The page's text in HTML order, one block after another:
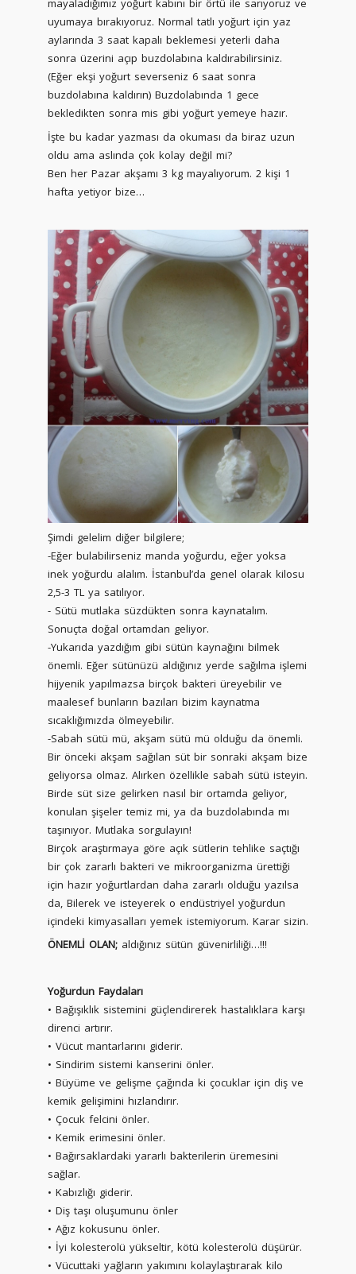
mayaladığımız yoğurt kabını bir örtü ile sarıyoruz ve
uyumaya bırakıyoruz. Normal tatlı yoğurt için yaz
aylarında 3 saat kapalı beklemesi yeterli daha
sonra üzerini açıp buzdolabına kaldırabilirsiniz.
(Eğer ekşi yoğurt severseniz 6 saat sonra
buzdolabına kaldırın) Buzdolabında 1 gece
bekledikten sonra mis gibi yoğurt yemeye hazır.
İşte bu kadar yazması da okuması da biraz uzun
oldu ama aslında çok kolay değil mi?
Ben her Pazar akşamı 3 kg mayalıyorum. 2 kişi 1
hafta yetiyor bize…
Şimdi gelelim diğer bilgilere;
-Eğer bulabilirseniz manda yoğurdu, eğer yoksa
inek yoğurdu alalım. İstanbul’da genel olarak kilosu
2,5-3 TL ya satılıyor.
- Sütü mutlaka süzdükten sonra kaynatalım.
Sonuçta doğal ortamdan geliyor.
-Yukarıda yazdığım gibi sütün kaynağını bilmek
önemli. Eğer sütünüzü aldığınız yerde sağılma işlemi
hijyenik yapılmazsa birçok bakteri üreyebilir ve
maalesef bunların bazıları bizim kaynatma
sıcaklığımızda ölmeyebilir.
-Sabah sütü mü, akşam sütü mü olduğu da önemli.
Bir önceki akşam sağılan süt bir sonraki akşam bize
geliyorsa olmaz. Alırken özellikle sabah sütü isteyin.
Birde süt size gelirken nasıl bir ortamda geliyor,
konulan şişeler temiz mi, ya da buzdolabında mı
taşınıyor. Mutlaka sorgulayın!
Birçok araştırmaya göre açık sütlerin tehlike saçtığı
bir çok zararlı bakteri ve mikroorganizma ürettiği
için hazır yoğurtlardan daha zararlı olduğu yazılsa
da, Bilerek ve isteyerek o endüstriyel yoğurdun
içindeki kimyasalları yemek istemiyorum. Karar sizin.
ÖNEMLİ OLAN; aldığınız sütün güvenirliliği…!!!
Yoğurdun Faydaları
• Bağışıklık sistemini güçlendirerek hastalıklara karşı
direnci artırır.
• Vücut mantarlarını giderir.
• Sindirim sistemi kanserini önler.
• Büyüme ve gelişme çağında ki çocuklar için diş ve
kemik gelişimini hızlandırır.
• Çocuk felcini önler.
• Kemik erimesini önler.
• Bağırsaklardaki yararlı bakterilerin üremesini
sağlar.
• Kabızlığı giderir.
• Diş taşı oluşumunu önler
• Ağız kokusunu önler.
• İyi kolesterolü yükseltir, kötü kolesterolü düşürür.
• Vücuttaki yağların yakımını kolaylaştırarak kilo